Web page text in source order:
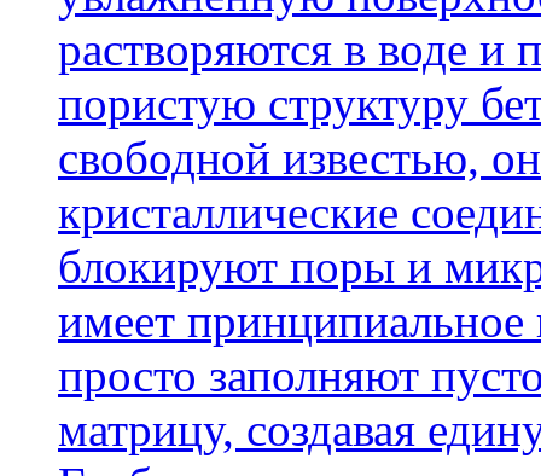
растворяются в воде и
пористую структуру
свободной известью,
кристаллические
блокируют поры и
имеет
просто заполняют
матрицу, создавая